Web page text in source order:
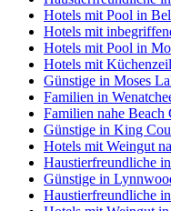
Hotels mit Pool in
Hotels mit
Hotels mit Pool in
Hotels mit
Günstige in Moses
Familien in
Familien nahe Beach
Günstige in King
Hotels mit Weingut
Haustierfreundliche
Günstige in
Haustierfreundliche